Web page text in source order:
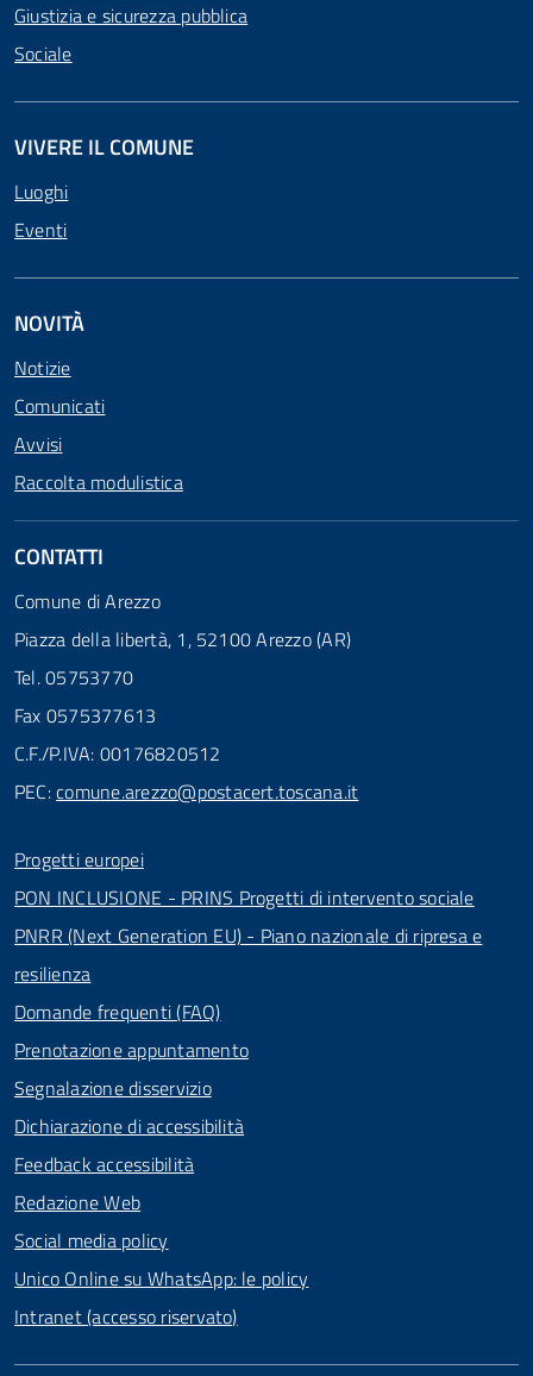
Giustizia e sicurezza pubblica
Sociale
VIVERE IL COMUNE
Luoghi
Eventi
NOVITÀ
Notizie
Comunicati
Avvisi
Raccolta modulistica
CONTATTI
Comune di Arezzo
Piazza della libertà, 1, 52100 Arezzo (AR)
Tel. 05753770
Fax 0575377613
C.F./P.IVA: 00176820512
PEC:comune.arezzo@postacert.toscana.it
Progetti europei
PON INCLUSIONE - PRINS Progetti di intervento sociale
PNRR (Next Generation EU) - Piano nazionale di ripresa e
resilienza
Domande frequenti (FAQ)
Prenotazione appuntamento
Segnalazione disservizio
Dichiarazione di accessibilità
Feedback accessibilità
Redazione Web
Social media policy
Unico Online su WhatsApp: le policy
Intranet (accesso riservato)